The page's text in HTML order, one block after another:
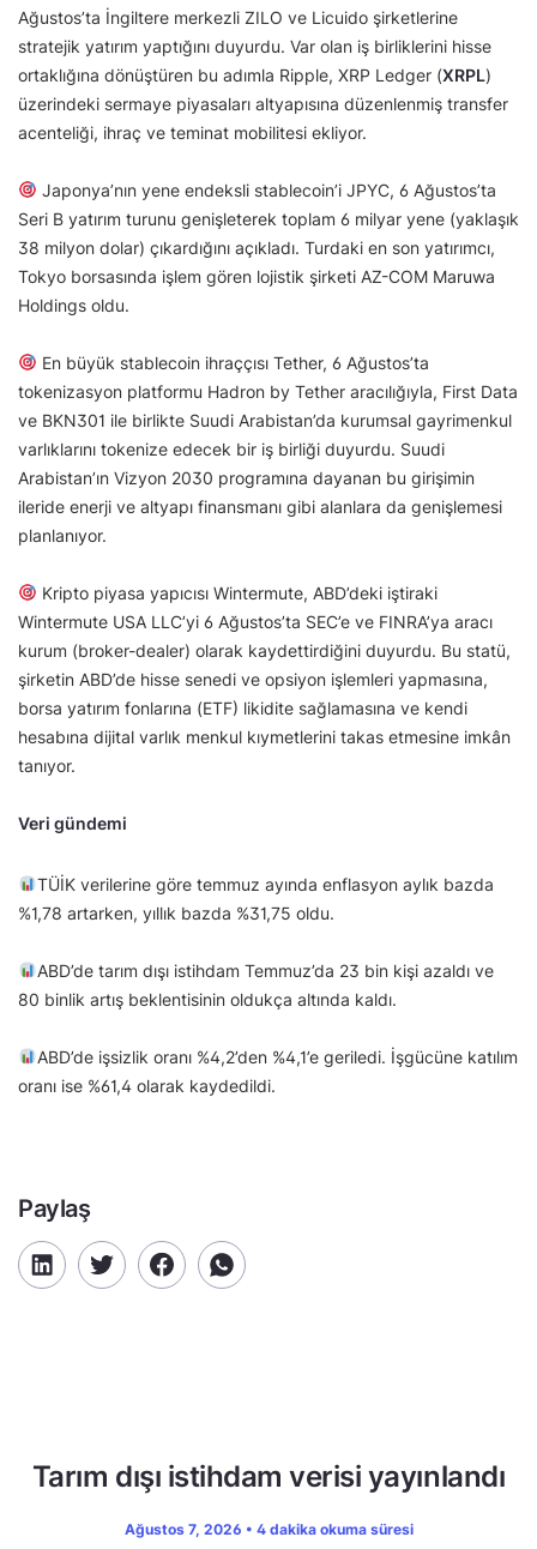
Ağustos’ta İngiltere merkezli ZILO ve Licuido şirketlerine
stratejik yatırım yaptığını duyurdu. Var olan iş birliklerini hisse
ortaklığına dönüştüren bu adımla Ripple, XRP Ledger (XRPL)
üzerindeki sermaye piyasaları altyapısına düzenlenmiş transfer
acenteliği, ihraç ve teminat mobilitesi ekliyor.
Japonya’nın yene endeksli stablecoin’i JPYC, 6 Ağustos’ta
Seri B yatırım turunu genişleterek toplam 6 milyar yene (yaklaşık
38 milyon dolar) çıkardığını açıkladı. Turdaki en son yatırımcı,
Tokyo borsasında işlem gören lojistik şirketi AZ-COM Maruwa
Holdings oldu.
En büyük stablecoin ihraççısı Tether, 6 Ağustos’ta
tokenizasyon platformu Hadron by Tether aracılığıyla, First Data
ve BKN301 ile birlikte Suudi Arabistan’da kurumsal gayrimenkul
varlıklarını tokenize edecek bir iş birliği duyurdu. Suudi
Arabistan’ın Vizyon 2030 programına dayanan bu girişimin
ileride enerji ve altyapı finansmanı gibi alanlara da genişlemesi
planlanıyor.
Kripto piyasa yapıcısı Wintermute, ABD’deki iştiraki
Wintermute USA LLC’yi 6 Ağustos’ta SEC’e ve FINRA’ya aracı
kurum (broker-dealer) olarak kaydettirdiğini duyurdu. Bu statü,
şirketin ABD’de hisse senedi ve opsiyon işlemleri yapmasına,
borsa yatırım fonlarına (ETF) likidite sağlamasına ve kendi
hesabına dijital varlık menkul kıymetlerini takas etmesine imkân
tanıyor.
Veri gündemi
TÜİK verilerine göre temmuz ayında enflasyon aylık bazda
%1,78 artarken, yıllık bazda %31,75 oldu.
ABD’de tarım dışı istihdam Temmuz’da 23 bin kişi azaldı ve
80 binlik artış beklentisinin oldukça altında kaldı.
ABD’de işsizlik oranı %4,2’den %4,1’e geriledi. İşgücüne katılım
oranı ise %61,4 olarak kaydedildi.
Paylaş
Tarım dışı istihdam verisi yayınlandı
Ağustos 7, 2026 • 4 dakika okuma süresi